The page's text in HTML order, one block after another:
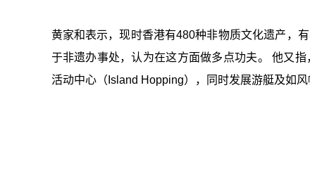
黄家和表示，现时香港有480种非物质文化遗产，
于非遗办事处，认为在这方面做多点功夫。 他又
活动中心（Island Hopping），同时发展游艇及如风